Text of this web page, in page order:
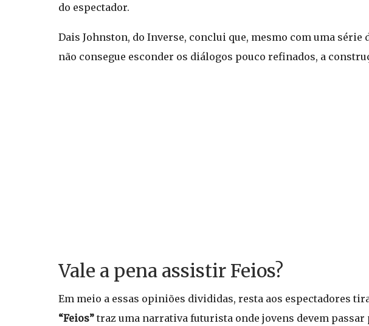
do espectador.
Dais Johnston, do Inverse, conclui que, mesmo com uma série
não consegue esconder os diálogos pouco refinados, a
Vale a pena assistir Feios?
Em meio a essas opiniões divididas, resta aos espectadores
“Feios” traz uma narrativa futurista onde jovens devem